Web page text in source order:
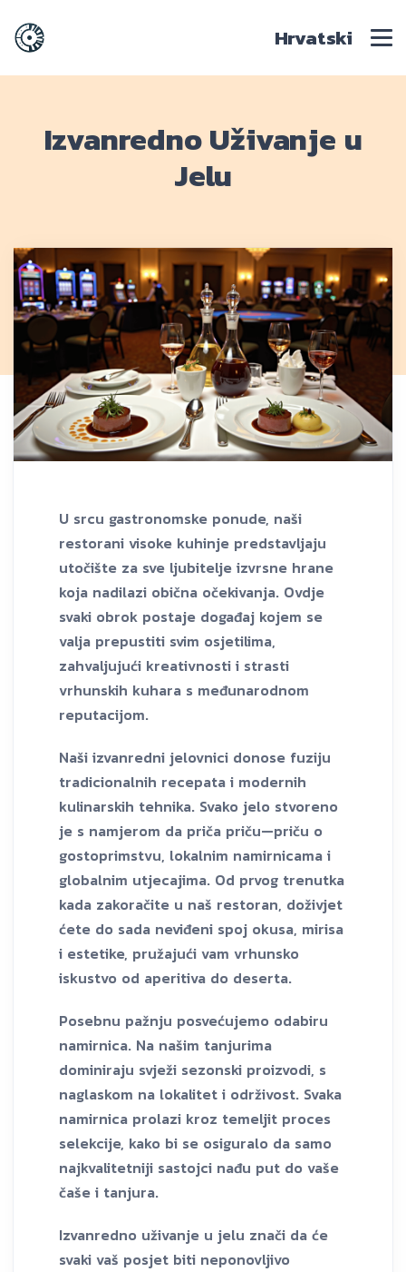
Hrvatski
Izvanredno Uživanje u
Jelu
U srcu gastronomske ponude, naši
restorani visoke kuhinje predstavljaju
utočište za sve ljubitelje izvrsne hrane
koja nadilazi obična očekivanja. Ovdje
svaki obrok postaje događaj kojem se
valja prepustiti svim osjetilima,
zahvaljujući kreativnosti i strasti
vrhunskih kuhara s međunarodnom
reputacijom.
Naši izvanredni jelovnici donose fuziju
tradicionalnih recepata i modernih
kulinarskih tehnika. Svako jelo stvoreno
je s namjerom da priča priču—priču o
gostoprimstvu, lokalnim namirnicama i
globalnim utjecajima. Od prvog trenutka
kada zakoračite u naš restoran, doživjet
ćete do sada neviđeni spoj okusa, mirisa
i estetike, pružajući vam vrhunsko
iskustvo od aperitiva do deserta.
Posebnu pažnju posvećujemo odabiru
namirnica. Na našim tanjurima
dominiraju svježi sezonski proizvodi, s
naglaskom na lokalitet i održivost. Svaka
namirnica prolazi kroz temeljit proces
selekcije, kako bi se osiguralo da samo
najkvalitetniji sastojci nađu put do vaše
čaše i tanjura.
Izvanredno uživanje u jelu znači da će
svaki vaš posjet biti neponovljivo